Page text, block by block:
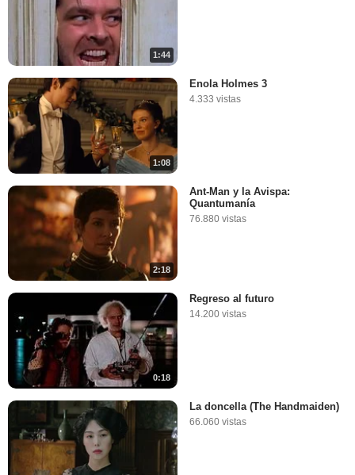
1:44
1:08
Enola Holmes 3
4.333 vistas
2:18
Ant-Man y la Avispa:
Quantumanía
76.880 vistas
0:18
Regreso al futuro
14.200 vistas
La doncella (The Handmaiden)
66.060 vistas